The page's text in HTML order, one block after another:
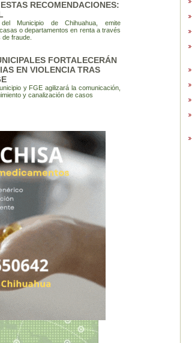
RECOMENDACIONES:
Municipio de Chihuahua, emite
o departamentos en renta a través
fraude.
FORTALECERÁN
EN VIOLENCIA TRAS
y FGE agilizará la comunicación,
y canalización de casos